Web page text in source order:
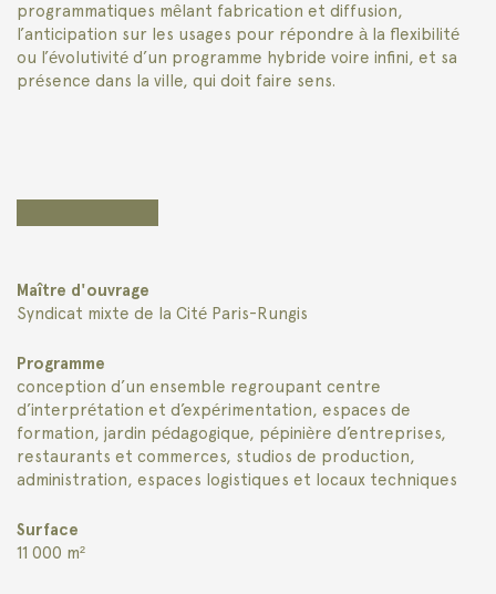
programmatiques mêlant fabrication et diffusion,
l’anticipation sur les usages pour répondre à la flexibilité
ou l’évolutivité d’un programme hybride voire infini, et sa
présence dans la ville, qui doit faire sens.
Maître d'ouvrage
Syndicat mixte de la Cité Paris-Rungis
Programme
conception d’un ensemble regroupant centre
d’interprétation et d’expérimentation, espaces de
formation, jardin pédagogique, pépinière d’entreprises,
restaurants et commerces, studios de production,
administration, espaces logistiques et locaux techniques
Surface
11 000 m²